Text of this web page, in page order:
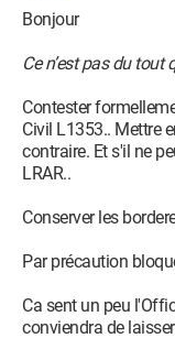
Bonjour
Ce n’est pas du tout
Contester
Civil L1353.. Mettre
contraire. Et s'il ne
LRAR..
Conserver les
Par précaution
Ca sent un peu
conviendra de